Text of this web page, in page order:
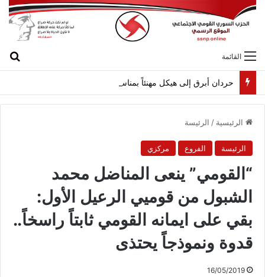
القائمة
حردان أبرق إلى هيكل مهنئاً بمناسبة عيد الجيش
الرئيسية / الرئيسة
الرئيسة الفروع مركزي
“القومي” ينعى المناضل محمد
الشبول من قوميي الرعيل الأول:
بقي على ايمانه القومي ثابتاً راسخاً..
قدوة ونموذجاً يحتذى
16/05/2019